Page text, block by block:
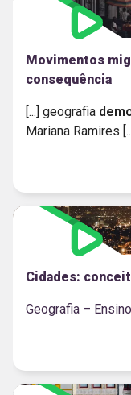
Movimentos
consequência
[...] geografia
Mariana Ramires
Cidades:
Geografia –